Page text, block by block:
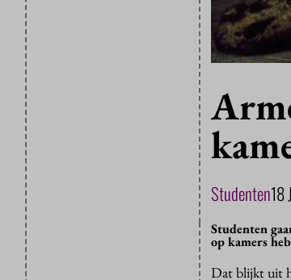
Studenten18
Studenten
op kamers
Dat blijkt uit